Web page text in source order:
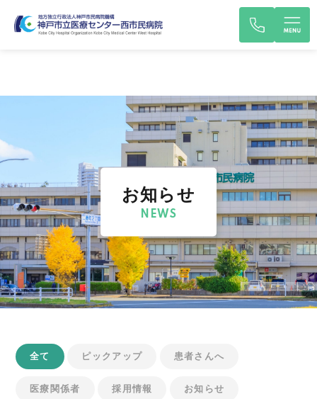
お知らせ
NEWS
全て ピックアップ 患者さんへ
医療関係者 採用情報 お知らせ